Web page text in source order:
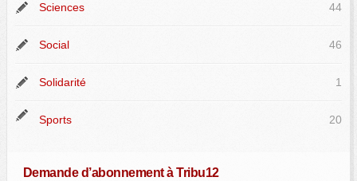
Sciences 44
Social 46
Solidarité 1
Sports 20
Demande d’abonnement à Tribu12